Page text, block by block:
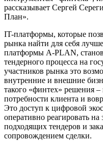
рассказывает Сергей
План».
IT-платформы, которые
рынка найти для себя
платформы A-PLAN,
тендерного процесса на
участников рынка это
внутренние и внешние
такого «финтех» решения
потребности клиента и
Это доступ к цифровой
оперативно реагировать
подходящих тендеров и
сопровождением сделки.